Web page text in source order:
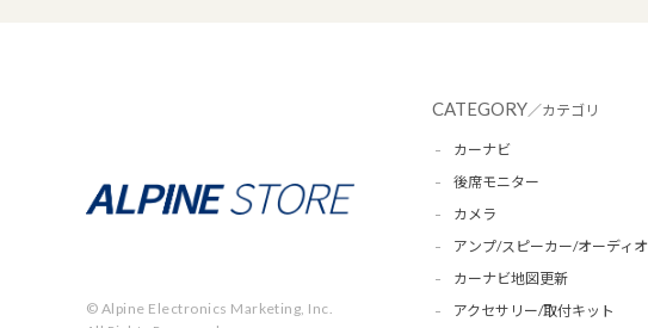
© Alpine Electronics Marketing, Inc.
CATEGORY／カテゴリ
カーナビ
後席モニター
カメラ
アンプ/スピーカー/オーディオ
カーナビ地図更新
アクセサリー/取付キット